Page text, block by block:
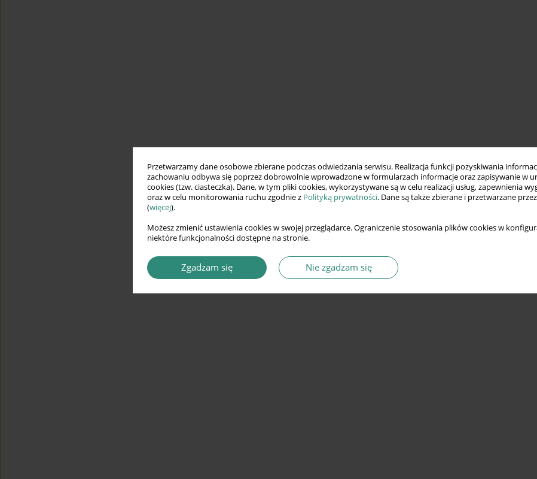
Przetwarzamy dane osobowe zbierane podczas odwiedzania serwisu. Realizacja funkcji pozyskiwania
zachowaniu odbywa się poprzez dobrowolnie wprowadzone w formularzach informacje oraz zapisywanie w
cookies (tzw. ciasteczka). Dane, w tym pliki cookies, wykorzystywane są w celu realizacji usług, zapewnienia
oraz w celu monitorowania ruchu zgodnie z Polityką prywatności. Dane są także zbierane i przetwarzane
(więcej).
Możesz zmienić ustawienia cookies w swojej przeglądarce. Ograniczenie stosowania plików cookies w
niektóre funkcjonalności dostępne na stronie.
Zgadzam się Nie zgadzam się